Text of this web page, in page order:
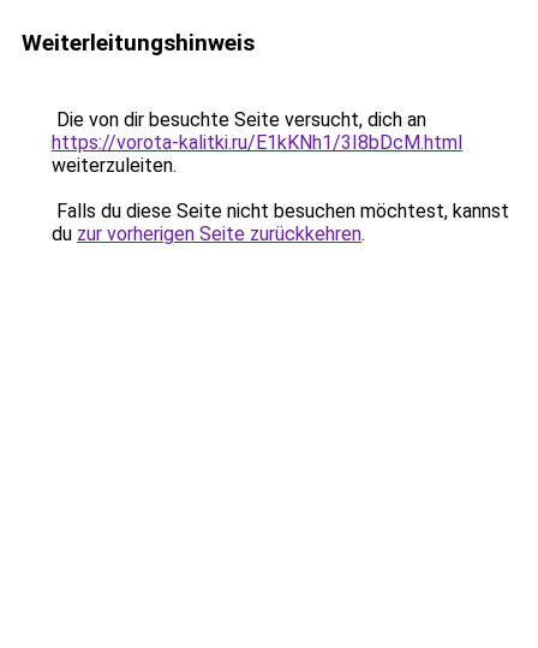
Weiterleitungshinweis
Die von dir besuchte Seite versucht, dich an
https://vorota-kalitki.ru/E1kKNh1/3I8bDcM.html
weiterzuleiten.
Falls du diese Seite nicht besuchen möchtest, kannst
du zur vorherigen Seite zurückkehren.